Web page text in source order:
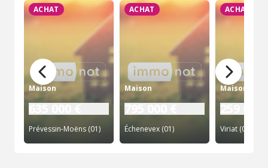
ACHAT
Maison
Prévessin-Moëns (01)
ACHAT
Maison
Échenevex (01)
ACHAT
Maison
Viriat (01)